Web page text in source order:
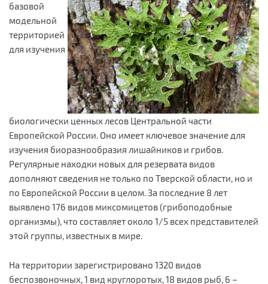
базовой
модельной
территорией
для изучения
биологически ценных лесов Центральной части
Европейской России. Оно имеет ключевое значение для
изучения биоразнообразия лишайников и грибов.
Регулярные находки новых для резервата видов
дополняют сведения не только по Тверской области, но и
по Европейской России в целом. За последние 8 лет
выявлено 176 видов миксомицетов (грибоподобные
организмы), что составляет около 1/5 всех представителей
этой группы, известных в мире.
На территории зарегистрировано 1320 видов
беспозвоночных, 1 вид круглоротых, 18 видов рыб, 6 –